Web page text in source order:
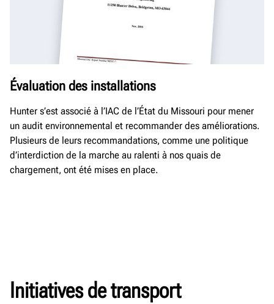
Évaluation des installations
Hunter s’est associé à l’IAC de l’État du Missouri pour mener
un audit environnemental et recommander des améliorations.
Plusieurs de leurs recommandations, comme une politique
d’interdiction de la marche au ralenti à nos quais de
chargement, ont été mises en place.
Initiatives de transport